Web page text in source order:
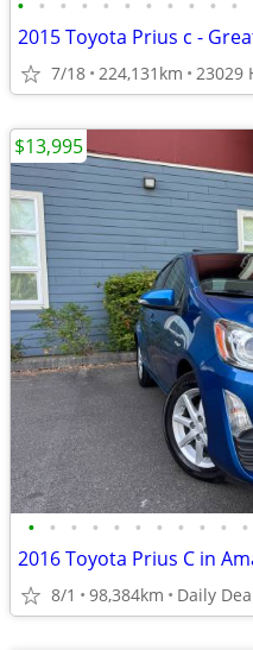
• • • • • • • • • • •
7/18 224,131km 23029
• • • • • • • • • • •
8/1 98,384km Daily
$13,995